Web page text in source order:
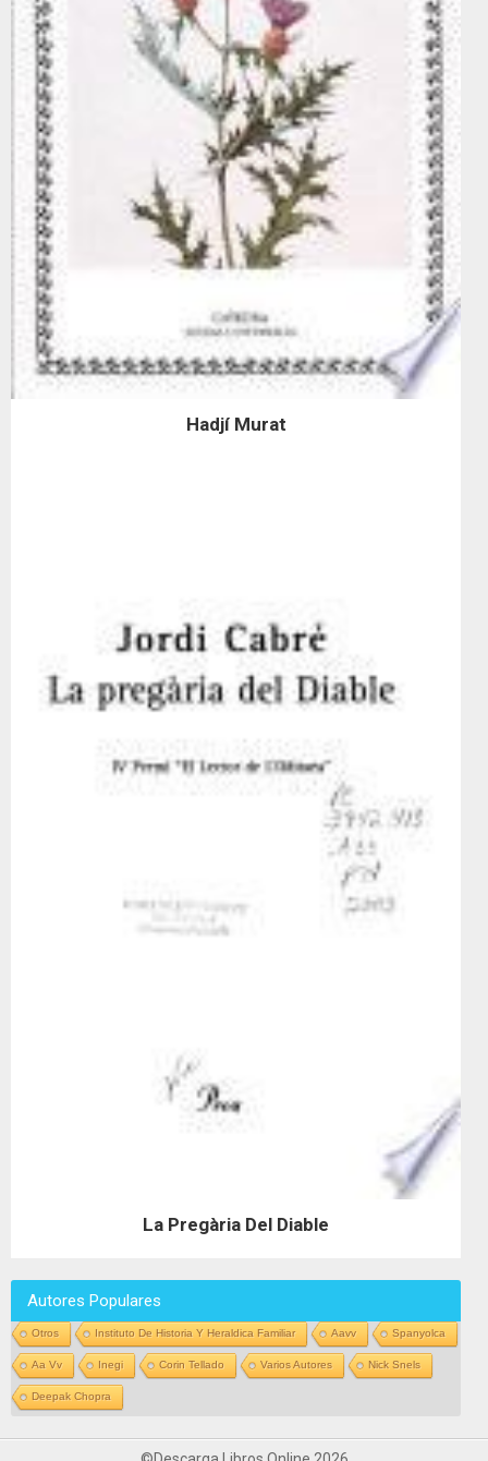
Hadjí Murat
La Pregària Del Diable
Autores Populares
Otros Instituto De Historia Y Heraldica Familiar Aavv Spanyolca
Aa Vv Inegi Corin Tellado Varios Autores Nick Snels
Deepak Chopra